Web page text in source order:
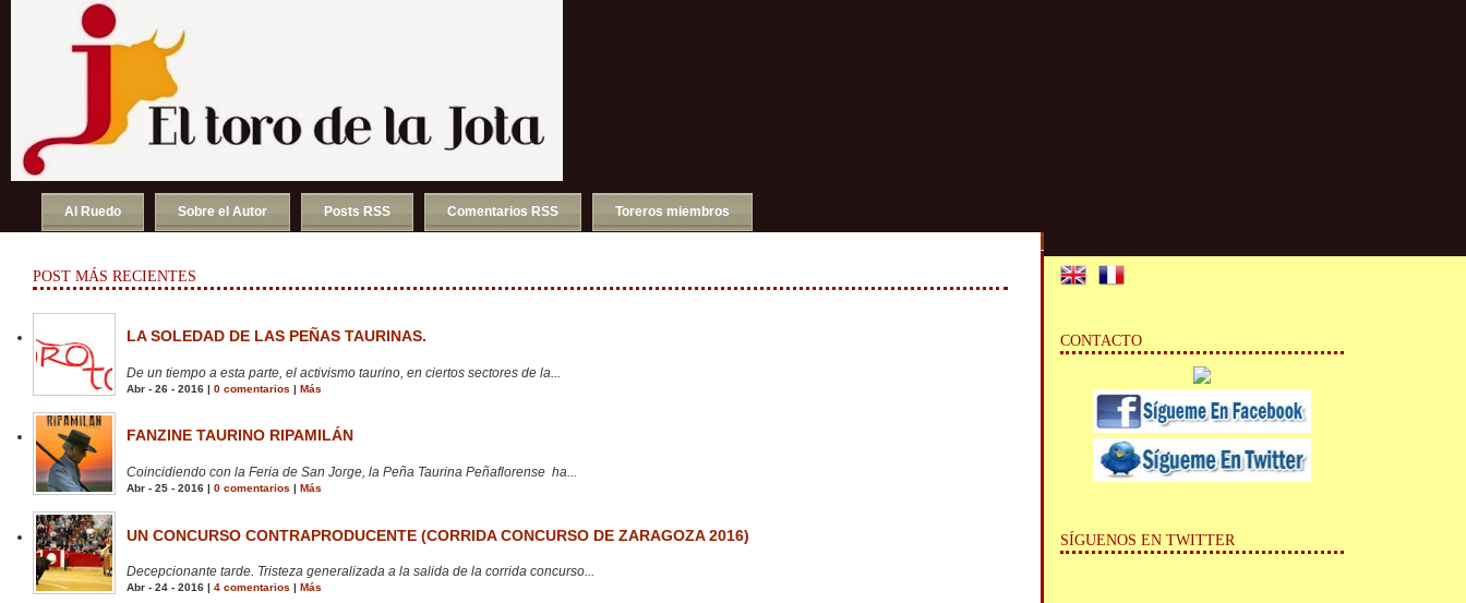
Al Ruedo Sobre el Autor Posts RSS Comentarios RSS Toreros miembros
POST MÁS RECIENTES
LA SOLEDAD DE LAS PEÑAS TAURINAS.
De un tiempo a esta parte, el activismo taurino, en ciertos sectores de la...
Abr - 26 - 2016 | 0 comentarios | Más
FANZINE TAURINO RIPAMILÁN
Coincidiendo con la Feria de San Jorge, la Peña Taurina Peñaflorense ha...
Abr - 25 - 2016 | 0 comentarios | Más
UN CONCURSO CONTRAPRODUCENTE (CORRIDA CONCURSO DE ZARAGOZA 2016)
Decepcionante tarde. Tristeza generalizada a la salida de la corrida concurso...
Abr - 24 - 2016 | 4 comentarios | Más
CONTACTO
SÍGUENOS EN TWITTER